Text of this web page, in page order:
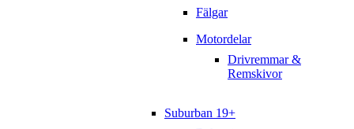
Fälgar
Motordelar
Drivremmar &
Remskivor
Suburban 19+